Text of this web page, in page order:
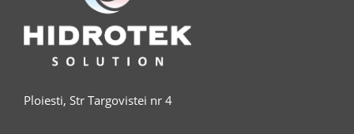
Ploiesti, Str Targovistei nr 4